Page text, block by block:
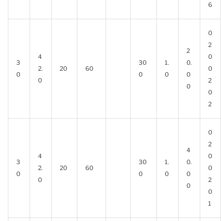
6
3
0
4
2.
0
20 60
30
0
1.
0
2
0.
0
0
0
2
0
0
2
0
2
3
0
4
2.
0
20 60
30
0
1.
0
4
0.
0
0
0
2
0
0
2
0
1